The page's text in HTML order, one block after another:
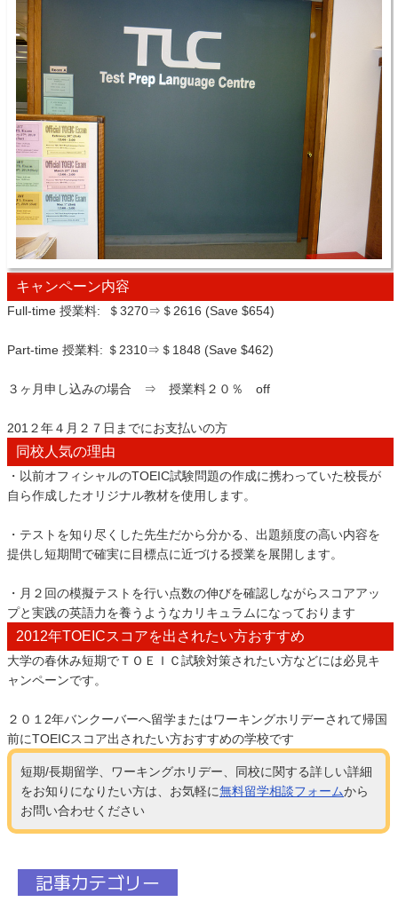
キャンペーン内容
Full-time 授業料: ＄3270⇒＄2616 (Save $654)
Part-time 授業料: ＄2310⇒＄1848 (Save $462)
３ヶ月申し込みの場合 ⇒ 授業料２０％ off
201２年４月２７日までにお支払いの方
同校人気の理由
・以前オフィシャルのTOEIC試験問題の作成に携わっていた校長が
自ら作成したオリジナル教材を使用します。
・テストを知り尽くした先生だから分かる、出題頻度の高い内容を
提供し短期間で確実に目標点に近づける授業を展開します。
・月２回の模擬テストを行い点数の伸びを確認しながらスコアアッ
プと実践の英語力を養うようなカリキュラムになっております
2012年TOEICスコアを出されたい方おすすめ
大学の春休み短期でＴＯＥＩＣ試験対策されたい方などには必見キ
ャンペーンです。
２０１2年バンクーバーへ留学またはワーキングホリデーされて帰国
前にTOEICスコア出されたい方おすすめの学校です
短期/長期留学、ワーキングホリデー、同校に関する詳しい詳細
をお知りになりたい方は、お気軽に無料留学相談フォームから
お問い合わせください
記事カテゴリー